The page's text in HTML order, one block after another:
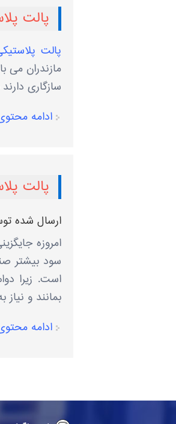
پالت
پالت
مازندران می
سازگاری
ادامه
پالت
ارسال شده
امروزه
سود بیشتر
است. زیرا
بمانند و نیاز
ادامه
صفحه‌ها